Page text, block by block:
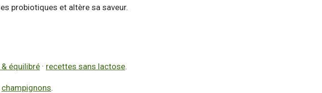
probiotiques et altère sa saveur.
équilibré · recettes sans lactose.
champignons.